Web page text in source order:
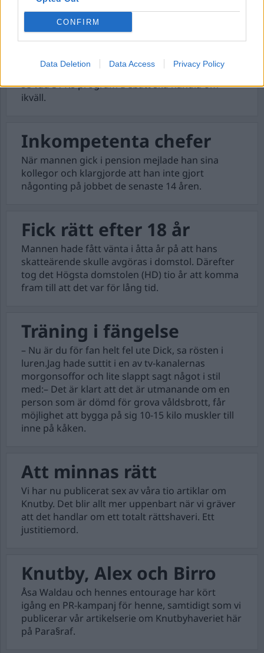
CONFIRM
Data Deletion Data Access Privacy Policy
Porr på operan
Sitter och skriver om den grova organiserade
brottsligheten och har tv:n på i bakgrunden. Vill
se vad SVT:s program Debatt ska handla om
ikväll.
Inkompetenta chefer
När mannen gick i pension mejlade han sina
kollegor och klargjorde att han inte gjort
någonting på jobbet de senaste 14 åren.
Fick rätt efter 18 år
Mannen hade fått vänta i åtta år på att hans
skatteärende skulle avgöras i domstol. Därefter
tog det Högsta domstolen (HD) tio år att komma
fram till att det var för lång tid.
Träning i fängelse
– Nu är du för fan helt fel ute Dick, sa rösten i
luren.Jag hade suttit i en av tv-kanalernas
morgonsoffor och lite slappt sagt något i stil
med:– Det är klart att det är utmanande om en
person som är dömd för grova våldsbrott, får
möjlighet att bygga på sig 10-15 kilo muskler till
inne på kåken.
Att minnas rätt
Vi har nu publicerat sex av våra tio artiklar om
Knutby. Det blir allt mer uppenbart när vi gräver
att det handlar om ett totalt rättshaveri. Ett
justitiemord.
Knutby, Alex och Birro
Åsa Waldau och hennes entourage har kört
igång en PR-kampanj för henne, samtidigt som vi
publicerar vår artikelserie om Knutbyhaveriet här
på Para§raf.